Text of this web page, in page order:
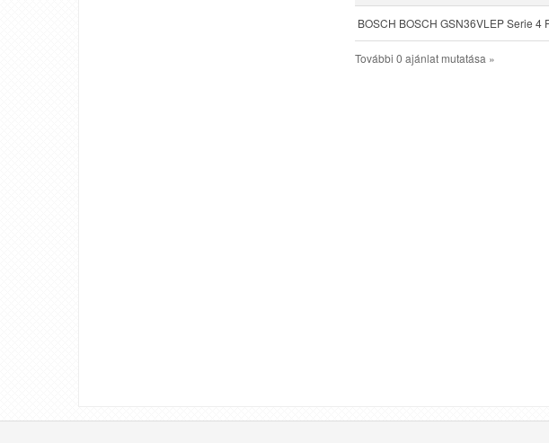
BOSCH BOSCH GSN36VLEP Serie
További 0 ajánlat mutatása »